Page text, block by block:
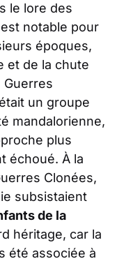
le lore des
notable pour
époques,
et de la chute
Guerres
un groupe
mandalorienne,
plus
échoué. À la
Clonées,
subsistaient
de la
héritage, car la
été associée à